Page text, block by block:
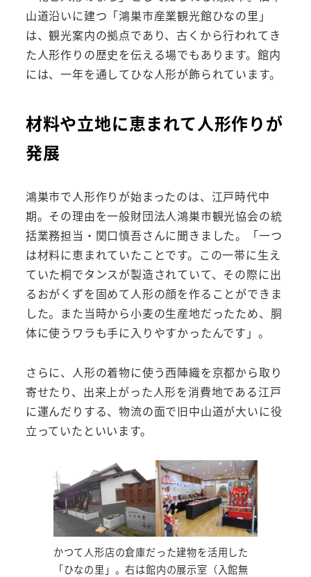
山道沿いに建つ「鴻巣市産業観光館ひなの里」
は、観光案内の拠点であり、古くから行われてき
た人形作りの歴史を伝える場でもあります。館内
には、一年を通してひな人形が飾られています。
材料や立地に恵まれて人形作りが
発展
鴻巣市で人形作りが始まったのは、江戸時代中
期。その理由を一般財団法人鴻巣市観光協会の統
括業務担当・関口慎吾さんに聞きました。「一つ
は材料に恵まれていたことです。この一帯に生え
ていた桐でタンスが製造されていて、その際に出
るおがくずを固めて人形の顔を作ることができま
した。また当時から小麦の生産地だったため、胴
体に使うワラも手に入りやすかったんです」。
さらに、人形の着物に使う西陣織を京都から取り
寄せたり、出来上がった人形を消費地である江戸
に運んだりする、物流の面で旧中山道が大いに役
立っていたといいます。
かつて人形店の倉庫だった建物を活用した
「ひなの里」。右は館内の展示室（入館無